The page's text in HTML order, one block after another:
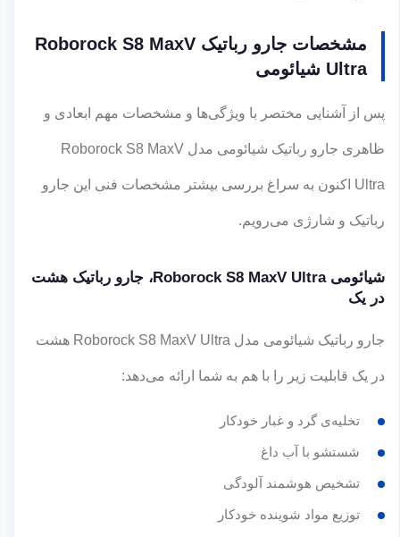
مشخصات جارو رباتیک Roborock S8 MaxV
Ultra شیائومی
پس از آشنایی مختصر با ویژگی‌ها و مشخصات مهم ابعادی و
ظاهری جارو رباتیک شیائومی مدل Roborock S8 MaxV
Ultra اکنون به سراغ بررسی بیشتر مشخصات فنی این جارو
رباتیک و شارژی می‌رویم.
شیائومی Roborock S8 MaxV Ultra، جارو رباتیک هشت
در یک
جارو رباتیک شیائومی مدل Roborock S8 MaxV Ultra هشت
در یک قابلیت زیر را با هم به شما ارائه می‌دهد:
تخلیه‌ی گرد و غبار خودکار
شستشو با آب داغ
تشخیص هوشمند آلودگی
توزیع مواد شوینده خودکار